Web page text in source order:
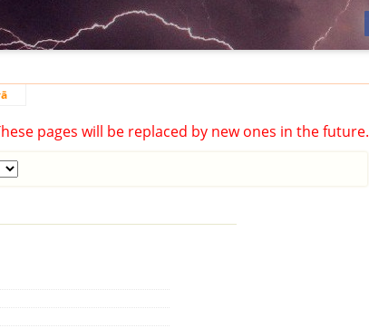
pages will be replaced by new ones in the future.